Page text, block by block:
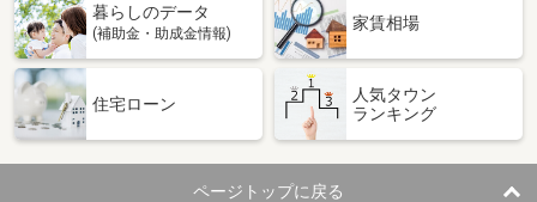
暮らしのデータ
(補助金・助成金情報)
家賃相場
住宅ローン
人気タウン
ランキング
ページトップに戻る